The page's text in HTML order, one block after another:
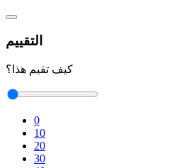
التقييم
كيف تقيم هذا؟
0
10
20
30